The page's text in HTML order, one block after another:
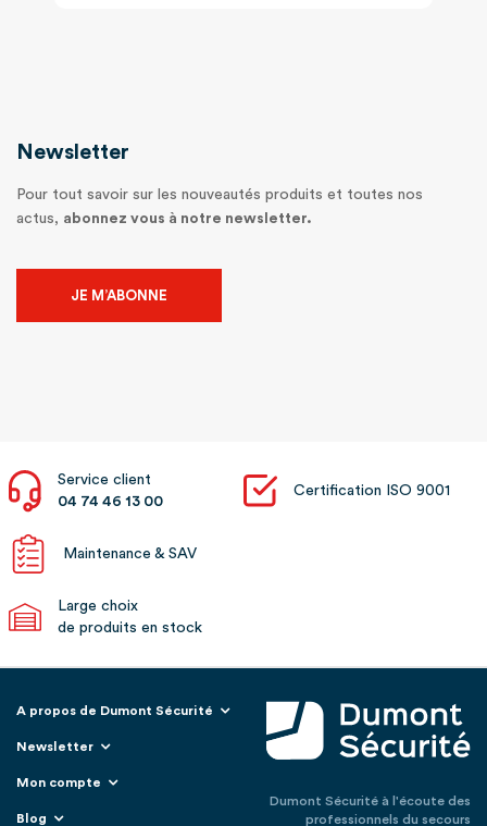
Newsletter
Pour tout savoir sur les nouveautés produits et toutes nos
actus, abonnez vous à notre newsletter.
JE M’ABONNE
Service client
04 74 46 13 00
Certification ISO 9001
Maintenance & SAV
Large choix
de produits en stock
A propos de Dumont Sécurité
Newsletter
Mon compte
Blog
Dumont Sécurité à l'écoute des
professionnels du secours